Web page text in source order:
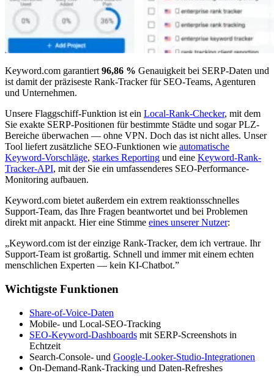
Keyword.com garantiert96,86 % Genauigkeit bei SERP-Daten und
ist damit der präziseste Rank-Tracker für SEO-Teams, Agenturen
und Unternehmen.
Unsere Flaggschiff-Funktion ist ein Local-Rank-Checker, mit dem
Sie exakte SERP-Positionen für bestimmte Städte und sogar PLZ-
Bereiche überwachen — ohne VPN. Doch das ist nicht alles. Unser
Tool liefert zusätzliche SEO-Funktionen wie automatische
Keyword-Vorschläge, starkes Reporting und eine Keyword-Rank-
Tracker-API, mit der Sie ein umfassenderes SEO-Performance-
Monitoring aufbauen.
Keyword.com bietet außerdem ein extrem reaktionsschnelles
Support-Team, das Ihre Fragen beantwortet und bei Problemen
direkt mit anpackt. Hier eine Stimme eines unserer Nutzer:
„Keyword.com ist der einzige Rank-Tracker, dem ich vertraue. Ihr
Support-Team ist großartig. Schnell und immer mit einem echten
menschlichen Experten — kein KI-Chatbot.”
Wichtigste Funktionen
Share-of-Voice-Daten
Mobile- und Local-SEO-Tracking
SEO-Keyword-Dashboards mit SERP-Screenshots in
Echtzeit
Search-Console- und Google-Looker-Studio-Integrationen
On-Demand-Rank-Tracking und Daten-Refreshes